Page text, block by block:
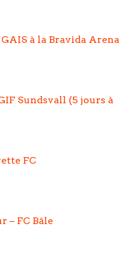
à la Bravida Arena
Sundsvall (5 jours à
FC
– FC Bâle